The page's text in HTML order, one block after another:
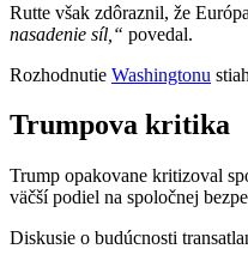
Rutte však zdôraznil, že
nasadenie síl,“ povedal.
Rozhodnutie Washingtonu
Trumpova kritika
Trump opakovane kritizoval
väčší podiel na spoločnej
Diskusie o budúcnosti